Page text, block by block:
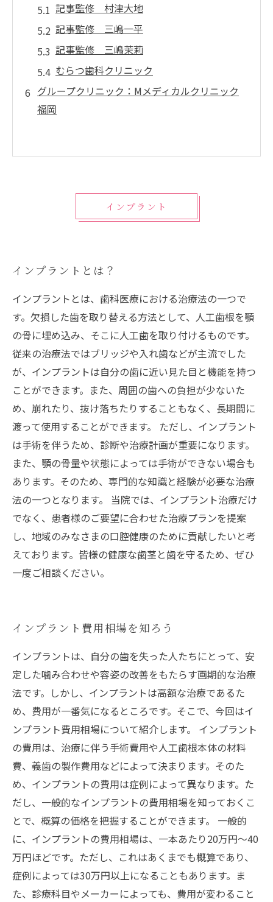
記事監修 村津大地
記事監修 三嶋一平
記事監修 三嶋茉莉
むらつ歯科クリニック
グループクリニック：Mメディカルクリニック
福岡
インプラント
インプラントとは？
インプラントとは、歯科医療における治療法の一つで
す。欠損した歯を取り替える方法として、人工歯根を顎
の骨に埋め込み、そこに人工歯を取り付けるものです。
従来の治療法ではブリッジや入れ歯などが主流でした
が、インプラントは自分の歯に近い見た目と機能を持つ
ことができます。また、周囲の歯への負担が少ないた
め、崩れたり、抜け落ちたりすることもなく、長期間に
渡って使用することができます。 ただし、インプラント
は手術を伴うため、診断や治療計画が重要になります。
また、顎の骨量や状態によっては手術ができない場合も
あります。そのため、専門的な知識と経験が必要な治療
法の一つとなります。 当院では、インプラント治療だけ
でなく、患者様のご要望に合わせた治療プランを提案
し、地域のみなさまの口腔健康のために貢献したいと考
えております。皆様の健康な歯茎と歯を守るため、ぜひ
一度ご相談ください。
インプラント費用相場を知ろう
インプラントは、自分の歯を失った人たちにとって、安
定した噛み合わせや容姿の改善をもたらす画期的な治療
法です。しかし、インプラントは高額な治療であるた
め、費用が一番気になるところです。そこで、今回はイ
ンプラント費用相場について紹介します。 インプラント
の費用は、治療に伴う手術費用や人工歯根本体の材料
費、義歯の製作費用などによって決まります。そのた
め、インプラントの費用は症例によって異なります。た
だし、一般的なインプラントの費用相場を知っておくこ
とで、概算の価格を把握することができます。 一般的
に、インプラントの費用相場は、一本あたり20万円～40
万円ほどです。ただし、これはあくまでも概算であり、
症例によっては30万円以上になることもあります。ま
た、診療科目やメーカーによっても、費用が変わること